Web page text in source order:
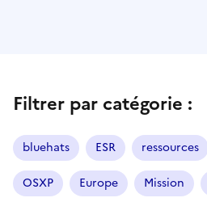
Filtrer par catégorie :
bluehats ESR ressources
OSXP Europe Mission